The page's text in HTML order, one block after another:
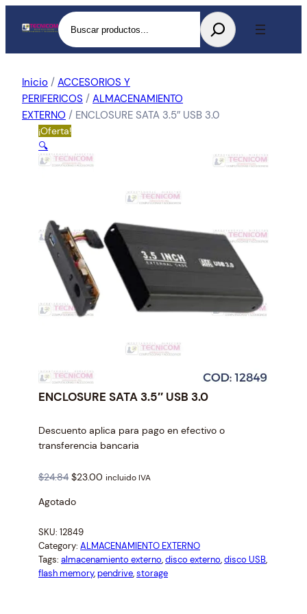
Buscar
Inicio / ACCESORIOS Y
PERIFERICOS / ALMACENAMIENTO
EXTERNO / ENCLOSURE SATA 3.5″ USB 3.0
¡Oferta!
🔍
ENCLOSURE SATA 3.5″ USB 3.0
Descuento aplica para pago en efectivo o
transferencia bancaria
$24.84 O
i
i
n
a
l
$23.00 C
n
t
p
incluido IVA
Agotado
SKU: 12849
Category: ALMACENAMIENTO EXTERNO
Tags: almacenamiento externo, disco externo, disco USB
flash memory, pendrive, storage